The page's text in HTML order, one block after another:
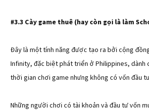
#3.3 Cày game thuê (hay còn gọi là làm
Đây là một tính năng được tạo ra bởi cộng
Infinity, đặc biệt phát triển ở Philippines, dành
thời gian chơi game nhưng không có vốn đầu
Những người chơi có tài khoản và đầu tư vốn